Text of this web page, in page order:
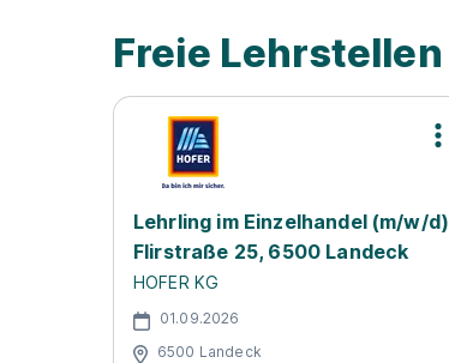
Freie Lehrstellen
Lehrling im Einzelhandel (m/w/d)
Flirstraße 25, 6500 Landeck
HOFER KG
01.09.2026
6500 Landeck